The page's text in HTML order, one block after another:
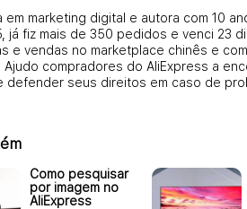
em marketing digital e autora com 10
já fiz mais de 350 pedidos e venci 23
e vendas no marketplace chinês e
Ajudo compradores do AliExpress a
defender seus direitos em caso de
Como pesquisar
por imagem no
AliExpress